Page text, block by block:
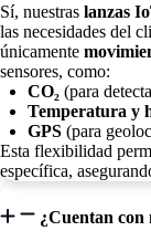
Sí, nuestras lanzas
las necesidades del
únicamente
sensores, como:
CO₂ (para
Temperatura y
GPS (para
Esta flexibilidad
específica,
¿Cuentan con